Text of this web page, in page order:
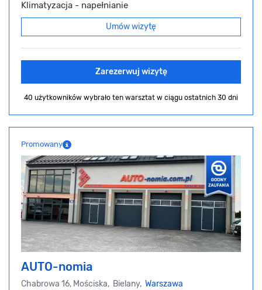
Klimatyzacja - napełnianie
Umów wizytę
Zarezerwuj wizytę
40 użytkowników wybrało ten warsztat w ciągu ostatnich 30 dni
Promowany
AUTO-nomia
Chabrowa 16, Mościska, Bielany, Warszawa